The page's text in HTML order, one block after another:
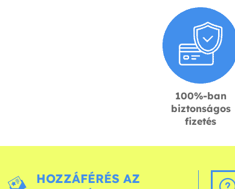
100%-ban
biztonságos
fizetés
HOZZÁFÉRÉS AZ